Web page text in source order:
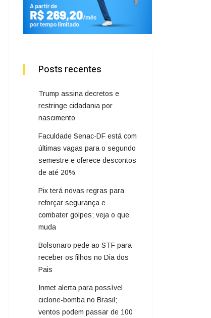
Posts recentes
Trump assina decretos e
restringe cidadania por
nascimento
Faculdade Senac-DF está com
últimas vagas para o segundo
semestre e oferece descontos
de até 20%
Pix terá novas regras para
reforçar segurança e
combater golpes; veja o que
muda
Bolsonaro pede ao STF para
receber os filhos no Dia dos
Pais
Inmet alerta para possível
ciclone-bomba no Brasil;
ventos podem passar de 100